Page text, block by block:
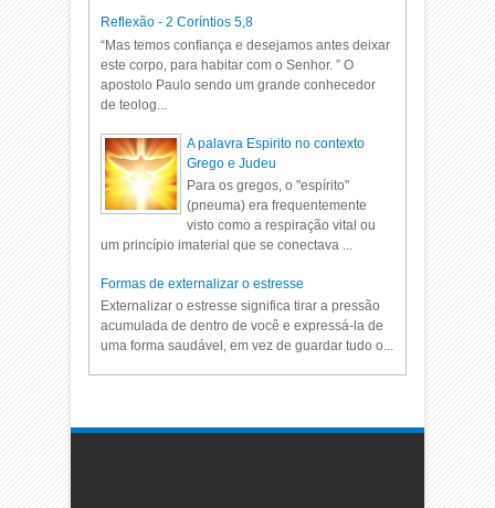
Reflexão - 2 Coríntios 5,8
“Mas temos confiança e desejamos antes deixar
este corpo, para habitar com o Senhor. ” O
apostolo Paulo sendo um grande conhecedor
de teolog...
A palavra Espirito no contexto
Grego e Judeu
Para os gregos, o "espírito"
(pneuma) era frequentemente
visto como a respiração vital ou
um princípio imaterial que se conectava ...
Formas de externalizar o estresse
Externalizar o estresse significa tirar a pressão
acumulada de dentro de você e expressá-la de
uma forma saudável, em vez de guardar tudo o...